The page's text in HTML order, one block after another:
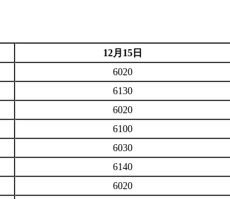
12 月15日
6020
6130
6020
6100
6030
6140
6020